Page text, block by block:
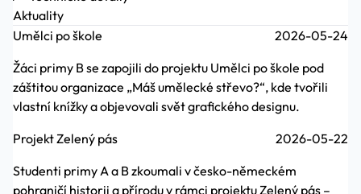
Aktuality
Umělci po škole
2026-05-24
Žáci primy B se zapojili do projektu Umělci po škole pod
záštitou organizace „Máš umělecké střevo?“, kde tvořili
vlastní knížky a objevovali svět grafického designu.
Projekt Zelený pás
2026-05-22
Studenti primy A a B zkoumali v česko-německém
pohraničí historii a přírodu v rámci projektu Zelený pás –